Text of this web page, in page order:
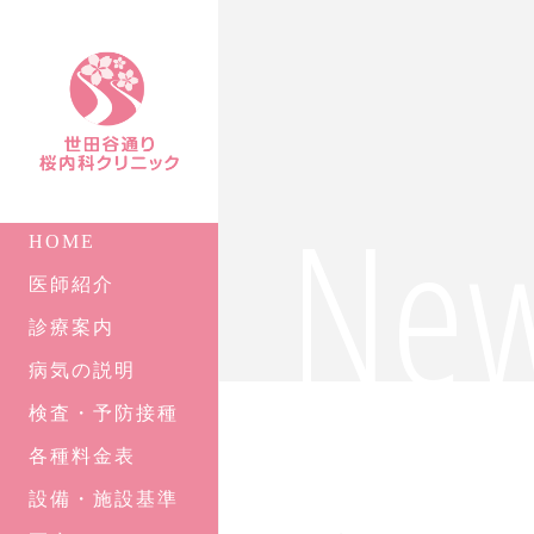
HOME
医師紹介
診療案内
病気の説明
検査・予防接種
各種料金表
設備・施設基準